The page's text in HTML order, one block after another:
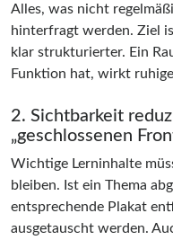
Alles, was nicht
hinterfragt werden. Ziel
klar strukturierter. Ein
Funktion hat, wirkt
2. Sichtbarkeit
„geschlossenen
Wichtige Lerninhalte
bleiben. Ist ein Thema
entsprechende Plakat
ausgetauscht werden.